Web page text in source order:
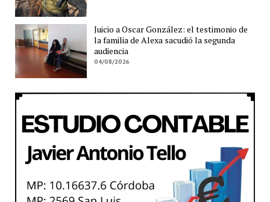
Juicio a Oscar González: el testimonio de
la familia de Alexa sacudió la segunda
audiencia
04/08/2026